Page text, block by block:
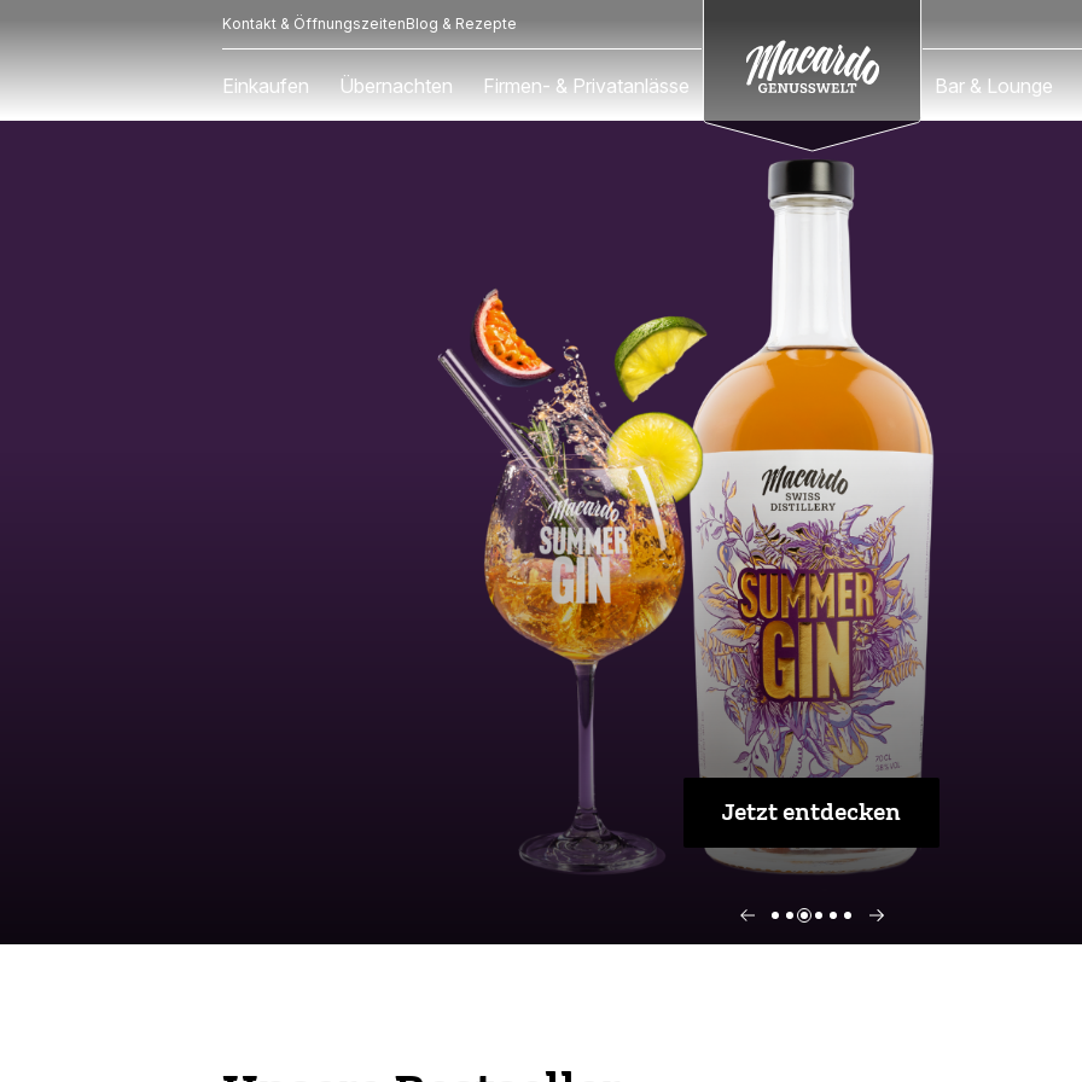
Kontakt & ÖffnungszeitenBlog & Rezepte
Einkaufen Übernachten Firmen- & Privatanlässe Bar & Lounge